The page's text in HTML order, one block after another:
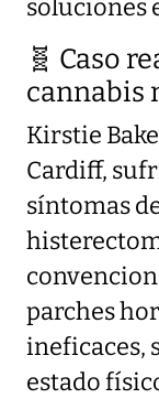
soluciones
🧬 Caso
cannabis
Kirstie
Cardiff,
síntomas
parches
ineficaces,
estado